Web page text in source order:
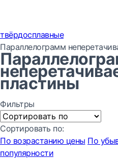
твёрдосплавные
Параллелограмм
пластины
Фильтры
Сортировать по:
По возрастанию цены По
популярности